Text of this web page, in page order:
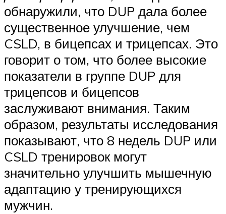
обнаружили, что DUP дала более
существенное улучшение, чем
CSLD, в бицепсах и трицепсах. Это
говорит о том, что более высокие
показатели в группе DUP для
трицепсов и бицепсов
заслуживают внимания. Таким
образом, результаты исследования
показывают, что 8 недель DUP или
CSLD тренировок могут
значительно улучшить мышечную
адаптацию у тренирующихся
мужчин.